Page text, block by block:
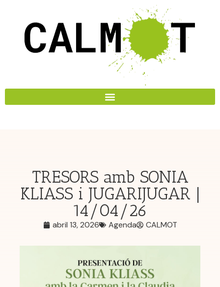
TRESORS amb SONIA
KLIASS i JUGARIJUGAR |
14/04/26
abril 13, 2026 Agenda CALMOT